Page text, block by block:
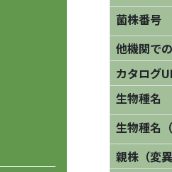
菌株番号
他機関で
カタログ
生物種名
生物種名
親株（変